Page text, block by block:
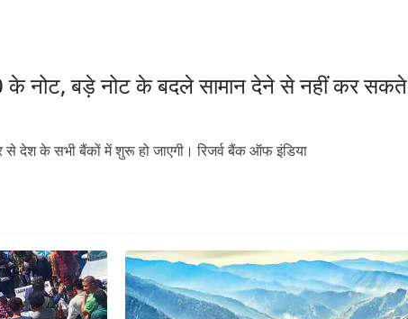
के नोट, बड़े नोट के बदले सामान देने से नहीं कर सकते
देश के सभी बैंकों में शुरू हो जाएगी। रिजर्व बैंक ऑफ इंडिया